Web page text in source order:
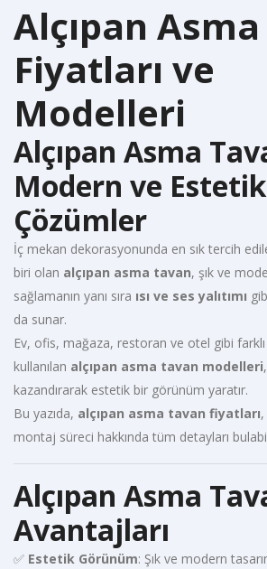
Alçıpan
Fiyatları ve
Modelleri
Alçıpan Asma
Modern ve Estetik
Çözümler
İç mekan dekorasyonunda en sık tercih
biri olan alçıpan asma tavan, şık ve
sağlamanın yanı sıra ısı ve ses yalıtımı
da sunar.
Ev, ofis, mağaza, restoran ve otel gibi
kullanılan alçıpan asma tavan modelleri
kazandırarak estetik bir görünüm yaratır.
Bu yazıda, alçıpan asma tavan fiyatları
montaj süreci hakkında tüm detayları
Alçıpan Asma
Avantajları
✅ Estetik Görünüm: Şık ve modern